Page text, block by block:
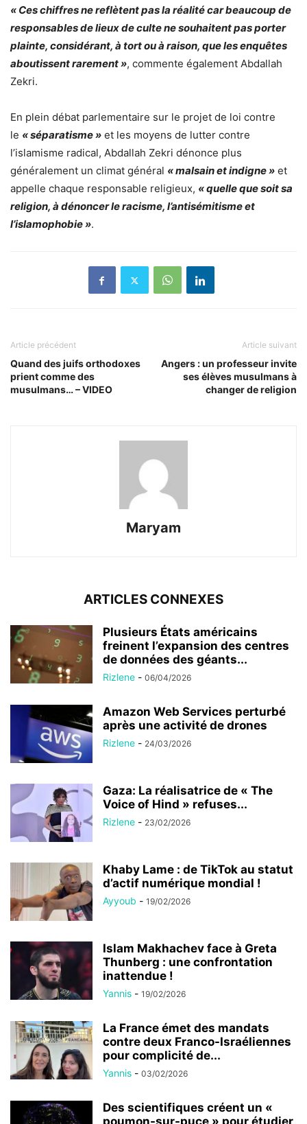
« Ces chiffres ne reflètent pas la réalité car beaucoup de
responsables de lieux de culte ne souhaitent pas porter
plainte, considérant, à tort ou à raison, que les enquêtes
aboutissent rarement », commente également Abdallah
Zekri.
En plein débat parlementaire sur le projet de loi contre
le « séparatisme » et les moyens de lutter contre
l’islamisme radical, Abdallah Zekri dénonce plus
généralement un climat général « malsain et indigne » et
appelle chaque responsable religieux, « quelle que soit sa
religion, à dénoncer le racisme, l’antisémitisme et
l’islamophobie ».
Article précédent
Quand des juifs orthodoxes
prient comme des
musulmans… – VIDEO
Article suivant
Angers : un professeur invite
ses élèves musulmans à
changer de religion
Maryam
ARTICLES CONNEXES
Plusieurs États américains
freinent l’expansion des centres
de données des géants...
Rizlene - 06/04/2026
Amazon Web Services perturbé
après une activité de drones
Rizlene - 24/03/2026
Gaza: La réalisatrice de « The
Voice of Hind » refuses...
Rizlene - 23/02/2026
Khaby Lame : de TikTok au statut
d’actif numérique mondial !
Ayyoub - 19/02/2026
Islam Makhachev face à Greta
Thunberg : une confrontation
inattendue !
Yannis - 19/02/2026
La France émet des mandats
contre deux Franco-Israéliennes
pour complicité de...
Yannis - 03/02/2026
Des scientifiques créent un «